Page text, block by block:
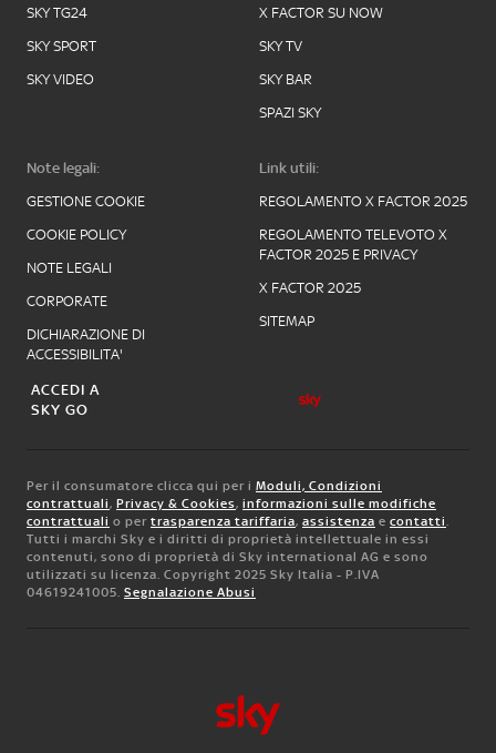
SKY TG24
SKY SPORT
SKY VIDEO
X FACTOR SU NOW
SKY TV
SKY BAR
SPAZI SKY
Note legali:
GESTIONE COOKIE
COOKIE POLICY
NOTE LEGALI
CORPORATE
DICHIARAZIONE DI
ACCESSIBILITA'
Link utili:
REGOLAMENTO X FACTOR 2025
REGOLAMENTO TELEVOTO X
FACTOR 2025 E PRIVACY
X FACTOR 2025
SITEMAP
ACCEDI A
SKY GO
Per il consumatore clicca qui per i Moduli, Condizioni
contrattuali, Privacy & Cookies, informazioni sulle modifiche
contrattuali o per trasparenza tariffaria, assistenza e contatti.
Tutti i marchi Sky e i diritti di proprietà intellettuale in essi
contenuti, sono di proprietà di Sky international AG e sono
utilizzati su licenza. Copyright 2025 Sky Italia - P.IVA
04619241005. Segnalazione Abusi